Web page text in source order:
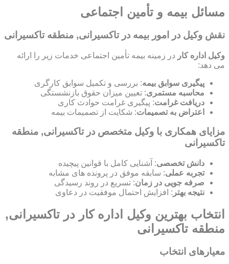
مسائل بیمه و تأمین اجتماعی
نقش وکیل در امور بیمه در تاکسیرانی, منطقه تاکسیرانی
وکیل اداره کار در زمینه بیمه تأمین اجتماعی خدمات زیر را ارائه
می دهد:
پیگیری سوابق بیمه: بررسی و تکمیل سوابق کارگری
محاسبه مستمری: تعیین میزان حقوق بازنشستگی
دریافت غرامت: پیگیری غرامت حوادث کاری
اعتراض به تصمیمات: شکایت از تصمیمات بیمه
مزایای همکاری با وکیل متخصص در تاکسیرانی, منطقه
تاکسیرانی
دانش تخصصی: آشنایی کامل با قوانین پیچیده
تجربه عملی: سابقه موفق در پرونده های مشابه
صرفه جویی در زمان: تسریع در روند رسیدگی
نتیجه بهتر : افزایش احتمال موفقیت در دعاوی
انتخاب بهترین وکیل اداره کار در تاکسیرانی,
منطقه تاکسیرانی
معیارهای انتخاب